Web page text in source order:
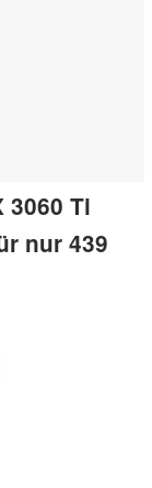
3060 Ti
nur 439